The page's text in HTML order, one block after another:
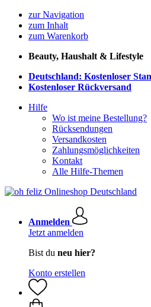
zur Navigation
zum Inhalt
zum Warenkorb
Beauty, Haushalt & Lifestyle
Deutschland: Kostenloser
Kostenloser Rückversand
Hilfe
Wo ist meine Bestellung?
Rücksendungen
Versandkosten
Zahlungsmöglichkeiten
Kontakt
Alle Hilfe-Themen
Anmelden
Jetzt anmelden
Bist du neu hier?
Konto erstellen